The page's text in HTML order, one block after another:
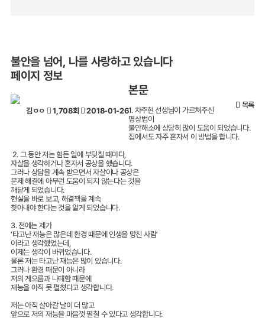
불안을 넘어, 나를 사랑하고 있습니다
페이지 정보
김ㅇㅇ 1,708회 2018-01-26
목록
본문
1. 차주현 선생님이 가르쳐주신
명상법이
불안해소에 상당히 많이 도움이 되었습니다.
집에서도 자주 혼자서 이 방법을 합니다.
2. 그 동안 저는 힘든 일에 부딪칠 때마다,
자살을 생각하거나 혼자서 공상을 했습니다.
그러나 상담을 계속 받으면서 자살이나 공상은
문제 해결에 아무런 도움이 되지 않는다는 것을
깨닫게 되었습니다.
현실을 바로 보고, 해결책을 계속
찾아내야 한다는 것을 알게 되었습니다.
3. 전에는 제가
'타고난 재능은 많은데 환경 때문에 인생을 망친 사람'
이라고 생각했었는데,
이제는 생각이 바뀌었습니다.
물론 저는 타고난 재능은 많이 있습니다.
그러나 환경 때문이 아니라
저의 게으름과 나태함 때문에
재능을 아직 못 펼쳤다고 생각합니다.
저는 아직 살아갈 날이 더 많고
앞으로 저의 재능을 마음껏 펼칠 수 있다고 생각합니다.